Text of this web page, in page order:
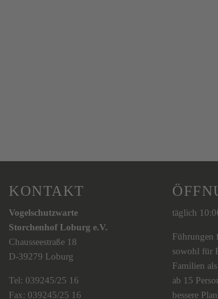
KONTAKT
Vogelschutzwarte
Storchenhof Loburg e.V.
Chausseestraße 18
D-39279 Loburg
Tel: 039245/25 16
Fax: 039245/25 16
täglich
Führungen
sowohl für
Familien
ab 15
bessere